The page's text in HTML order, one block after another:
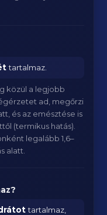
tartalmaz.
közül a legjobb
ad, megőrzi
és az emésztése is
(termikus hatás).
legalább 1,6–
alatt.
tartalmaz,